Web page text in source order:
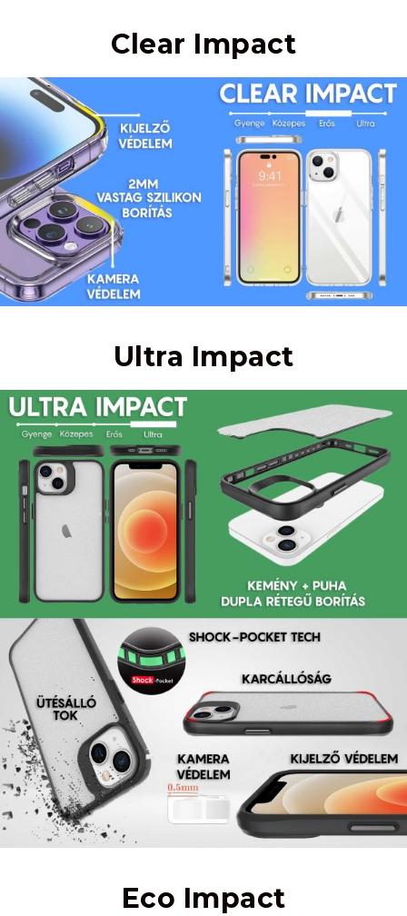
Clear Impact
Ultra Impact
Eco Impact